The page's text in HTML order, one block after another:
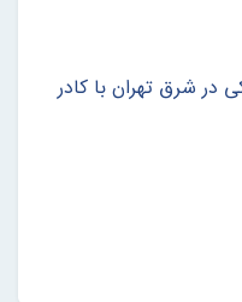
در شرق تهران با کادر